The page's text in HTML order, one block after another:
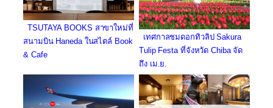
TSUTAYA BOOKS สาขาใหม่ที่
สนามบิน Haneda ในสไตล์ Book
& Cafe
เทศกาลชมดอกทิวลิป Sakura
Tulip Festa ที่จังหวัด Chiba จัด
ถึง เม.ย.